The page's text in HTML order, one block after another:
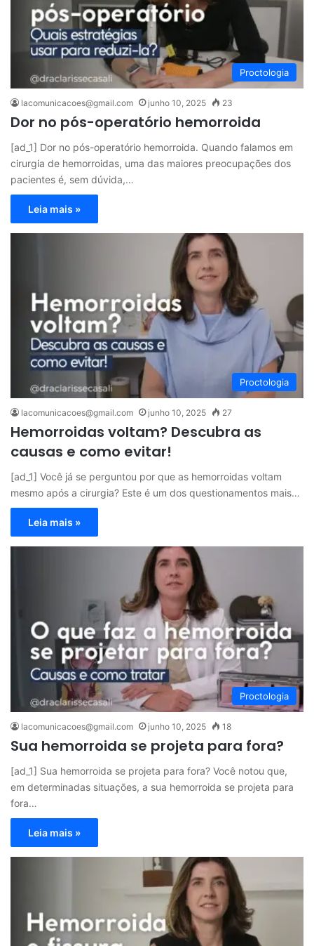
Proctologia
lacomunicacoes@gmail.com junho 10, 2025 23
Dor no pós-operatório hemorroida
[ad_1] Dor no pós-operatório hemorroida. Quando falamos em
cirurgia de hemorroidas, uma das maiores preocupações dos
pacientes é, sem dúvida,…
Leia mais »
Proctologia
lacomunicacoes@gmail.com junho 10, 2025 27
Hemorroidas voltam? Descubra as
causas e como evitar!
[ad_1] Você já se perguntou por que as hemorroidas voltam
mesmo após a cirurgia? Este é um dos questionamentos mais…
Leia mais »
Proctologia
lacomunicacoes@gmail.com junho 10, 2025 18
Sua hemorroida se projeta para fora?
[ad_1] Sua hemorroida se projeta para fora? Você notou que,
em determinadas situações, a sua hemorroida se projeta para
fora…
Leia mais »